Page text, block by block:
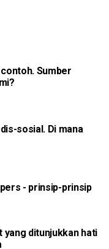
Sumber
sosial. Di mana
- prinsip-prinsip
yang ditunjukkan hati